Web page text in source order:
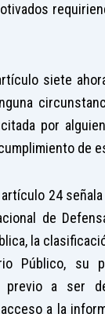
siete
por
de
24
de
la
Público, su
previo a ser
a la